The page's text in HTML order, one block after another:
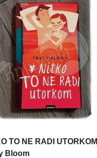
TO NE RADI UTORKOM
Bloom